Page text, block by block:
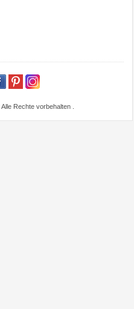
Rechte vorbehalten .